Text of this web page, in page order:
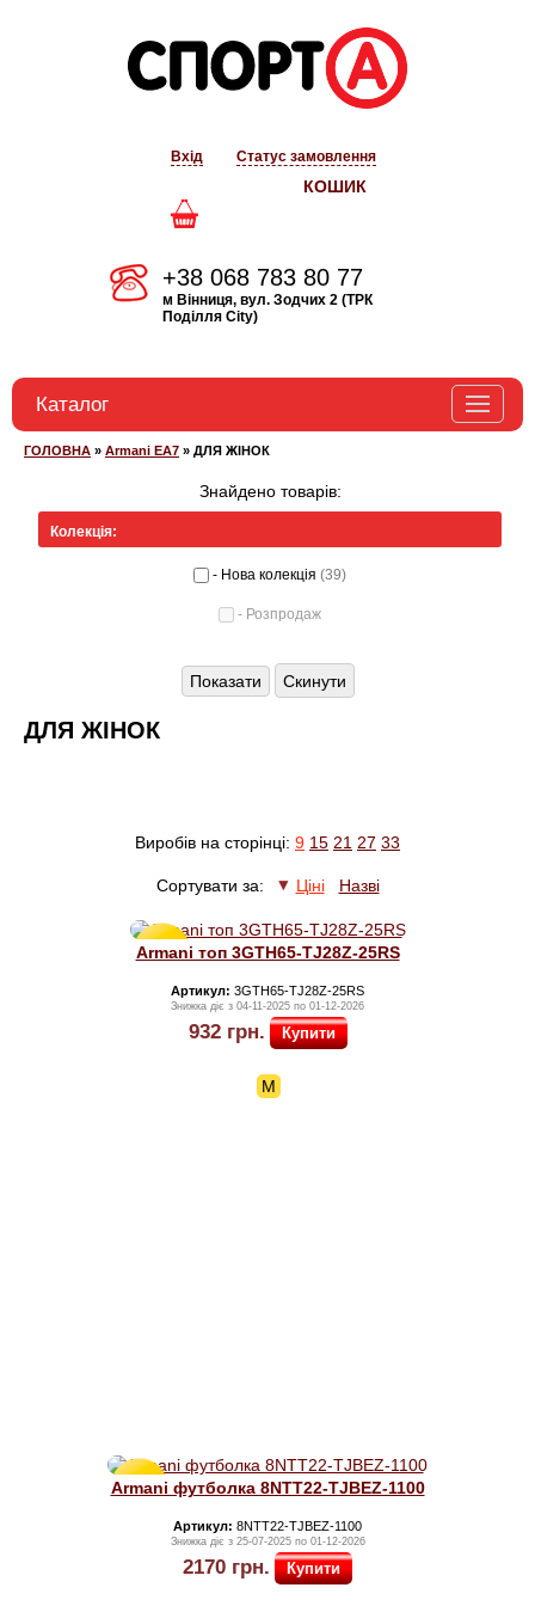
Вхід Статус замовлення
КОШИК
+38 068 783 80 77
м Вінниця, вул. Зодчих 2 (ТРК
Поділля City)
Каталог
BOGNER
ARMANI EA7
LA MARTINA
NAVIGARE
ГОЛОВНА » Armani EA7 » ДЛЯ ЖІНОК
Знайдено товарів:
Колекція:
- Нова колекція (39)
- Розпродаж
Cкинути
ДЛЯ ЖІНОК
Виробів на сторінці: 9 15 21 27 33
Сортувати за: Ціні Назві
Знижка
80%
Armani топ 3GTH65-TJ28Z-25RS
Артикул: 3GTH65-TJ28Z-25RS
Знижка діє з 04-11-2025 по 01-12-2026
932грн. Купити
M
Знижка
30%
Armani футболка 8NTT22-TJBEZ-1100
Артикул: 8NTT22-TJBEZ-1100
Знижка діє з 25-07-2025 по 01-12-2026
2170 грн. Купити